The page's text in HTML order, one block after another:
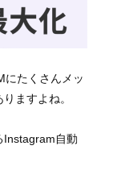
にたくさんメッ
ますよね。
Instagram自動